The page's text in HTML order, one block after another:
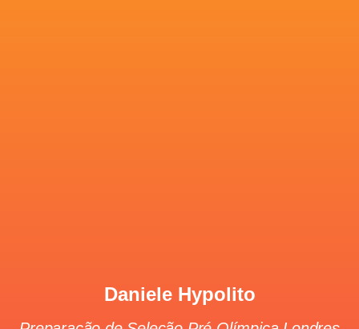
Daniele Hypolito